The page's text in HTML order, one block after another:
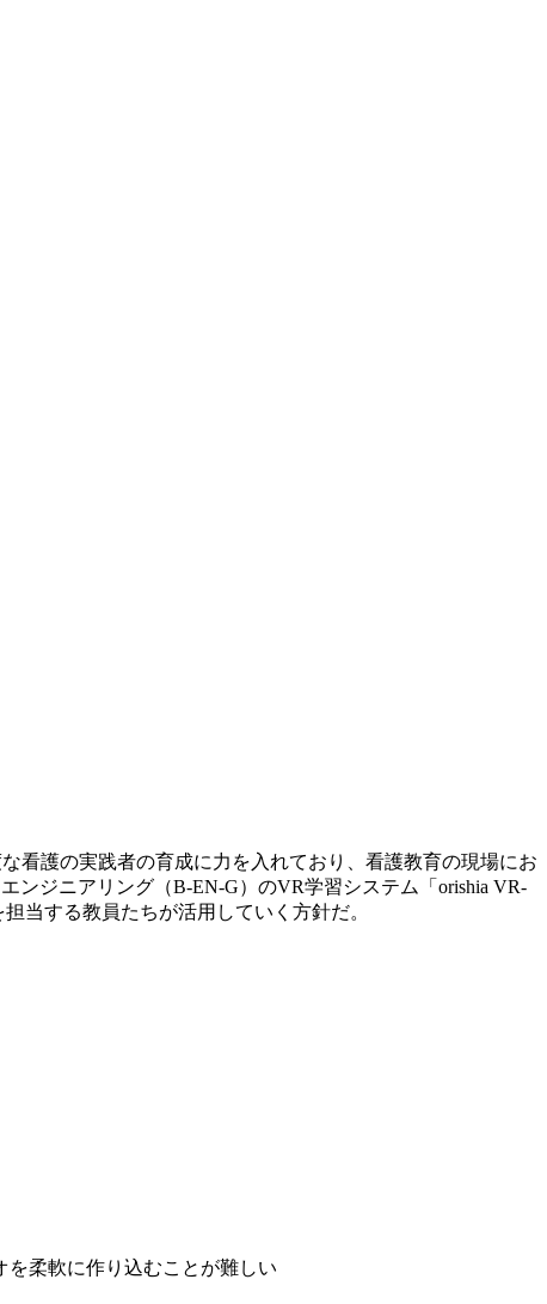
看護の実践者の育成に力を入れており、看護教育の現場にお
ンジニアリング（B-EN-G）のVR学習システム「orishia VR-
当する教員たちが活用していく方針だ。
柔軟に作り込むことが難しい